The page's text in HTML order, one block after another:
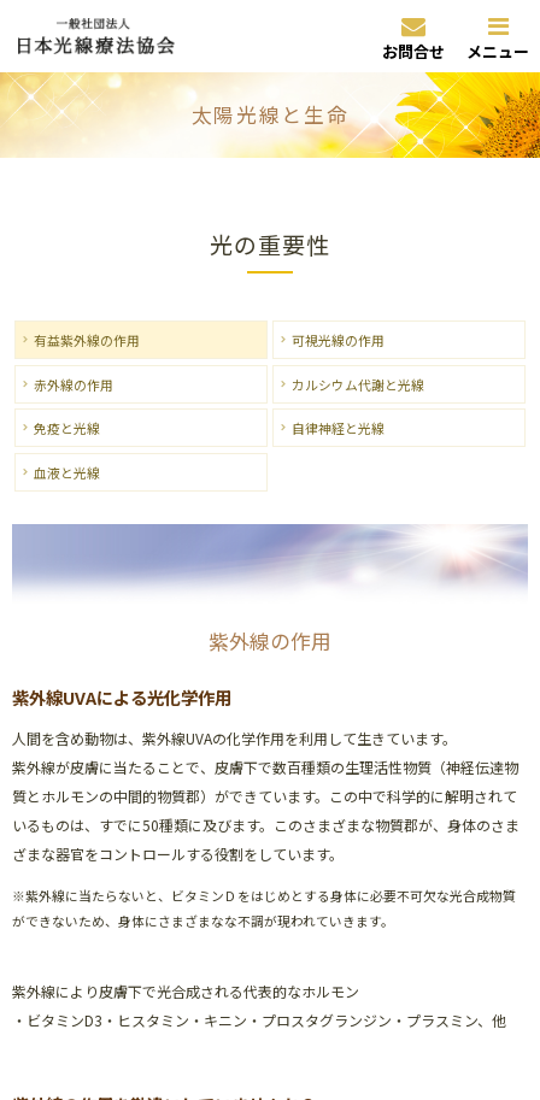
メニュー
お問合せ
太陽光線と生命
光の重要性
有益紫外線の作用 可視光線の作用
赤外線の作用 カルシウム代謝と光線
免疫と光線 自律神経と光線
血液と光線
紫外線の作用
紫外線UVAによる光化学作用
人間を含め動物は、紫外線UVAの化学作用を利用して生きています。
紫外線が皮膚に当たることで、皮膚下で数百種類の生理活性物質（神経伝達物
質とホルモンの中間的物質郡）ができています。この中で科学的に解明されて
いるものは、すでに50種類に及びます。このさまざまな物質郡が、身体のさま
ざまな器官をコントロールする役割をしています。
※紫外線に当たらないと、ビタミンＤをはじめとする身体に必要不可欠な光合成物質
ができないため、身体にさまざまなな不調が現われていきます。
紫外線により皮膚下で光合成される代表的なホルモン
・ビタミンD3・ヒスタミン・キニン・プロスタグランジン・プラスミン、他